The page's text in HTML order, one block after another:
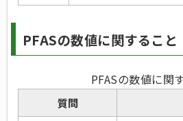
PFASの数値に関すること
PFASの数値に関
質問